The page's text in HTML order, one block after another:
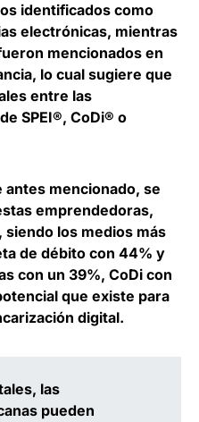
identificados como
electrónicas, mientras
mencionados en
lo cual sugiere que
entre las
SPEI®, CoDi® o
mencionado, se
emprendedoras,
los medios más
de débito con 44% y
con un 39%, CoDi con
que existe para
digital.
las
pueden